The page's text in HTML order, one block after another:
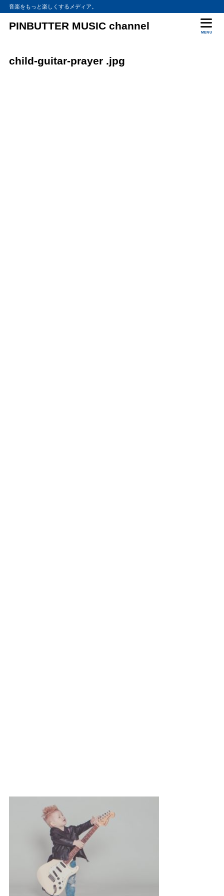
音楽をもっと楽しくするメディア。
PINBUTTER MUSIC channel
MENU
child-guitar-prayer .jpg